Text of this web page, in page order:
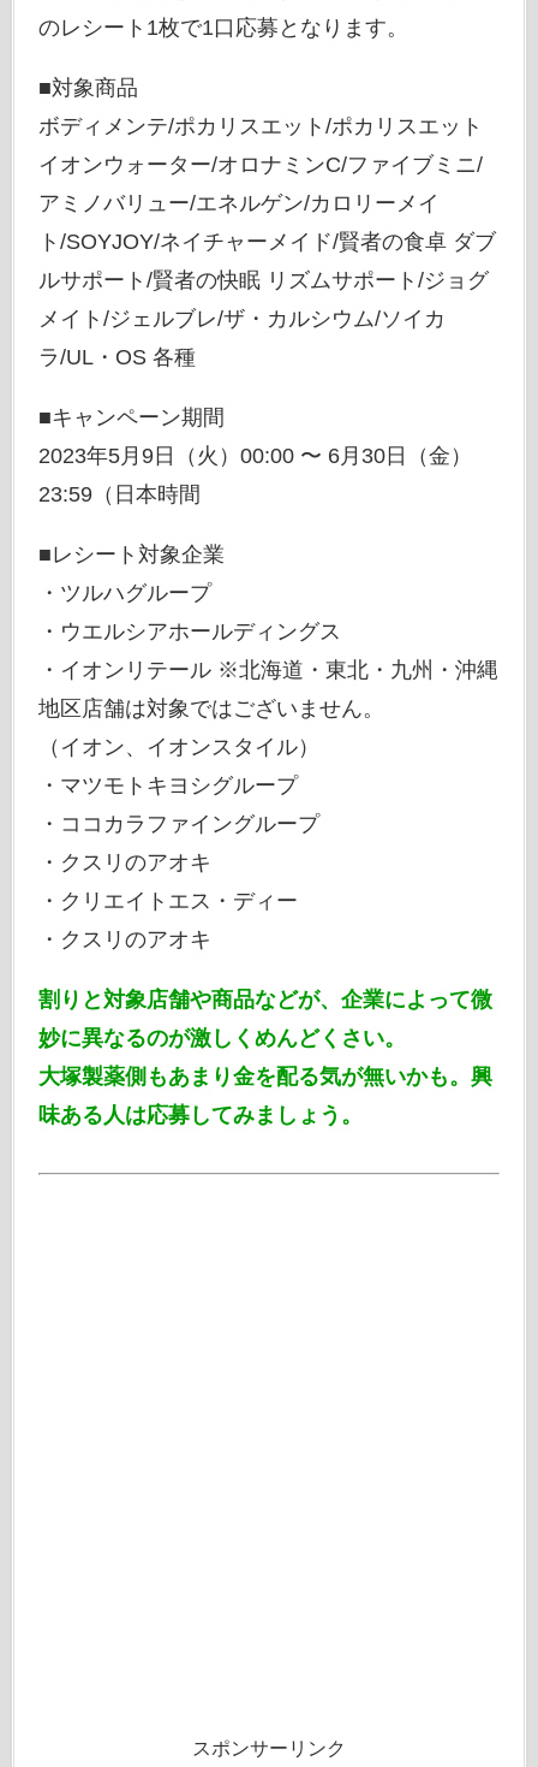
のレシート1枚で1口応募となります。
■対象商品
ボディメンテ/ポカリスエット/ポカリスエット
イオンウォーター/オロナミンC/ファイブミニ/
アミノバリュー/エネルゲン/カロリーメイ
ト/SOYJOY/ネイチャーメイド/賢者の食卓 ダブ
ルサポート/賢者の快眠 リズムサポート/ジョグ
メイト/ジェルブレ/ザ・カルシウム/ソイカ
ラ/UL・OS 各種
■キャンペーン期間
2023年5月9日（火）00:00 〜 6月30日（金）
23:59（日本時間
■レシート対象企業
・ツルハグループ
・ウエルシアホールディングス
・イオンリテール ※北海道・東北・九州・沖縄
地区店舗は対象ではございません。
（イオン、イオンスタイル）
・マツモトキヨシグループ
・ココカラファイングループ
・クスリのアオキ
・クリエイトエス・ディー
・クスリのアオキ
割りと対象店舗や商品などが、企業によって微
妙に異なるのが激しくめんどくさい。
大塚製薬側もあまり金を配る気が無いかも。興
味ある人は応募してみましょう。
スポンサーリンク